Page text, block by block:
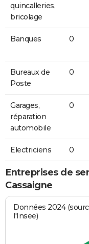
quincalleries,
bricolage
Banques 0
Bureaux de
Poste
0
Garages,
réparation
automobile
0
Electriciens 0
Entreprises de
Cassaigne
Données 2024
l'Insee)